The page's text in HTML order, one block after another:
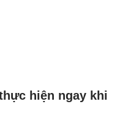
hiện ngay khi